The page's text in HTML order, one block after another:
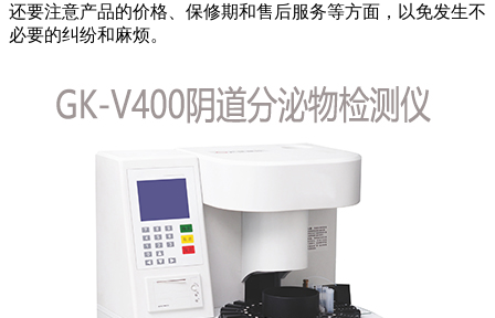
还要注意产品的价格、保修期和售后服务等方面，以免发生不
必要的纠纷和麻烦。